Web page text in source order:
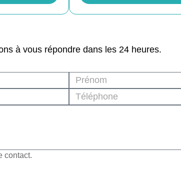
à vous répondre dans les 24 heures.
contact.